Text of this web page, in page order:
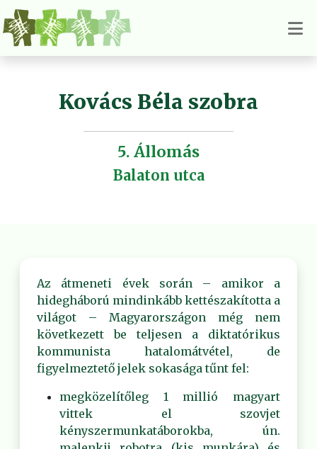
Kovács Béla szobra
5. Állomás
Balaton utca
Az átmeneti évek során – amikor a
hidegháború mindinkább kettészakította a
világot – Magyarországon még nem
következett be teljesen a diktatórikus
kommunista hatalomátvétel, de
figyelmeztető jelek sokasága tűnt fel:
megközelítőleg 1 millió magyart
vittek el szovjet
kényszermunkatáborokba, ún.